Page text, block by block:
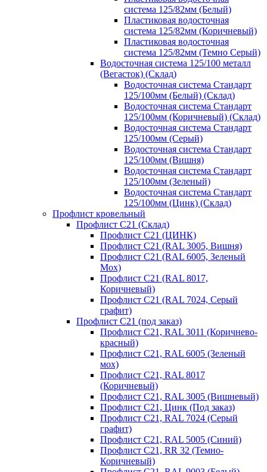
система 125/82мм (Белый)
Пластиковая водосточная
система 125/82мм (Коричневый)
Пластиковая водосточная
система 125/82мм (Темно Серый)
Водосточная система 125/100 металл
(Вегасток) (Склад)
Водосточная система Стандарт
125/100мм (Белый) (Склад)
Водосточная система Стандарт
125/100мм (Коричневый) (Склад)
Водосточная система Стандарт
125/100мм (Серый)
Водосточная система Стандарт
125/100мм (Вишня)
Водосточная система Стандарт
125/100мм (Зеленый)
Водосточная система Стандарт
125/100мм (Цинк) (Склад)
Профлист кровельный
Профлист С21 (Склад)
Профлист С21 (ЦИНК)
Профлист С21 (RAL 3005, Вишня)
Профлист С21 (RAL 6005, Зеленый
Мох)
Профлист С21 (RAL 8017,
Коричневый)
Профлист С21 (RAL 7024, Серый
графит)
Профлист С21 (под заказ)
Профлист С21, RAL 3011 (Коричнево-
красный)
Профлист С21, RAL 6005 (Зеленый
мох)
Профлист С21, RAL 8017
(Коричневый)
Профлист С21, RAL 3005 (Вишневый)
Профлист С21, Цинк (Под заказ)
Профлист С21, RAL 7024 (Серый
графит)
Профлист С21, RAL 5005 (Синий)
Профлист С21, RR 32 (Темно-
Коричневый)